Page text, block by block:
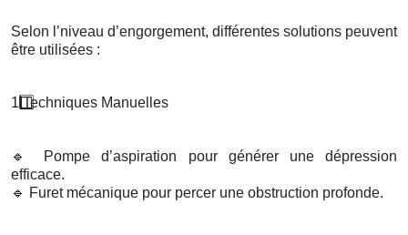
Selon l’niveau d’engorgement, différentes solutions peuvent
être utilisées :
1️ Techniques Manuelles
🔹
Pompe d’aspiration pour générer une dépression
efficace.
🔹 Furet mécanique pour percer une obstruction profonde.